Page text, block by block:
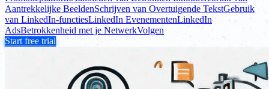
Aantrekkelijke BeeldenSchrijven van Overtuigende TekstGebruik
van LinkedIn-functiesLinkedIn EvenementenLinkedIn
AdsBetrokkenheid met je NetwerkVolgen
Start free trial